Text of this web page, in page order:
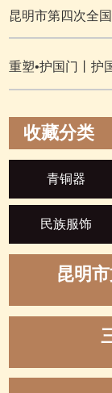
昆明市第四次全
重塑•护国门丨护
收藏分类
青铜器
民族服饰
昆明